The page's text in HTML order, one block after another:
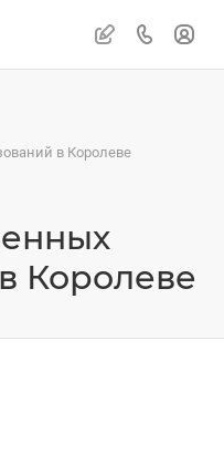
в Королеве
Королеве